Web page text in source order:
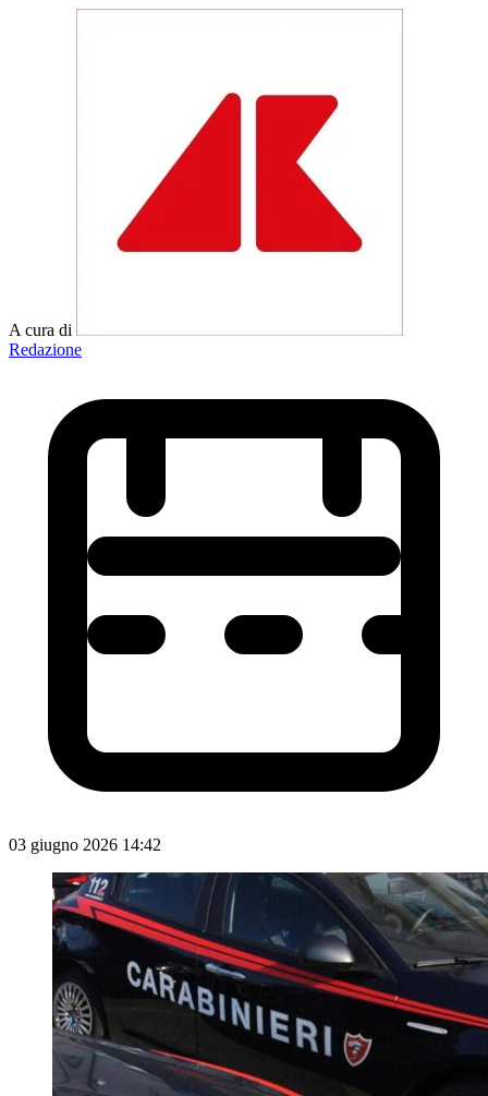
A cura di
Redazione
03 giugno 2026 14:42